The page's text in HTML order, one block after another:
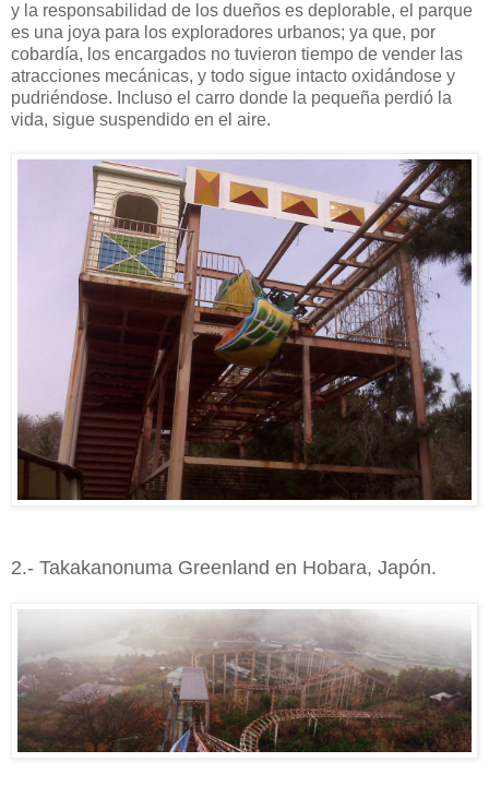
y la responsabilidad de los dueños es deplorable, el parque
es una joya para los exploradores urbanos; ya que, por
cobardía, los encargados no tuvieron tiempo de vender las
atracciones mecánicas, y todo sigue intacto oxidándose y
pudriéndose. Incluso el carro donde la pequeña perdió la
vida, sigue suspendido en el aire.
2.- Takakanonuma Greenland en Hobara, Japón.